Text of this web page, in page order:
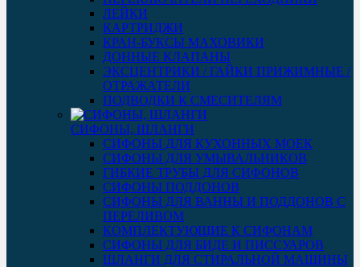
ЛЕЙКИ
КАРТРИДЖИ
КРАН-БУКСЫ МАХОВИКИ
ДОННЫЕ КЛАПАНЫ
ЭКСЦЕНТРИКИ / ГАЙКИ ПРИЖИМНЫЕ /
ОТРАЖАТЕЛИ
ПОДВОДКИ К СМЕСИТЕЛЯМ
СИФОНЫ, ШЛАНГИ
СИФОНЫ ДЛЯ КУХОННЫХ МОЕК
СИФОНЫ ДЛЯ УМЫВАЛЬНИКОВ
ГИБКИЕ ТРУБЫ ДЛЯ СИФОНОВ
СИФОНЫ ПОДДОНОВ
СИФОНЫ ДЛЯ ВАННЫ И ПОДДОНОВ С
ПЕРЕЛИВОМ
КОМПЛЕКТУЮЩИЕ К СИФОНАМ
СИФОНЫ ДЛЯ БИДЕ И ПИССУАРОВ
ШЛАНГИ ДЛЯ СТИРАЛЬНОЙ МАШИНЫ